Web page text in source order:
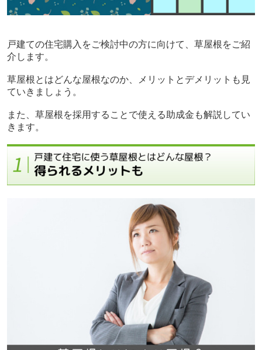
戸建ての住宅購入をご検討中の方に向けて、草屋根をご紹
介します。
草屋根とはどんな屋根なのか、メリットとデメリットも見
ていきましょう。
また、草屋根を採用することで使える助成金も解説してい
きます。